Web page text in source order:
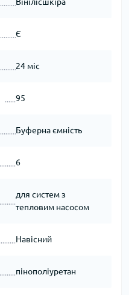
Є
24 міс
95
Буферна ємність
6
для систем з
тепловим насосом
Навісний
пінополіуретан